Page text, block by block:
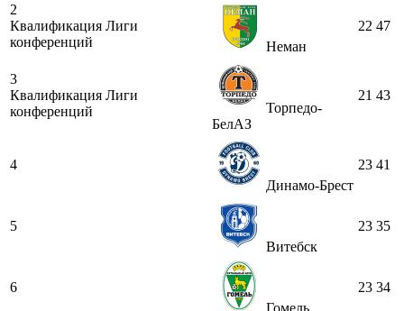
2
Квалификация Лиги
конференций
Неман
22 47
3
Квалификация Лиги
конференций
Торпедо-
БелАЗ
21 43
4
Динамо-Брест
23 41
5
Витебск
23 35
6
Гомель
23 34